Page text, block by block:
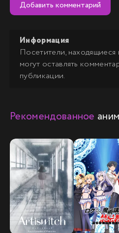
Добавить комментарий
Информация
Посетители, находящиеся
могут оставлять
публикации.
Рекомендованное